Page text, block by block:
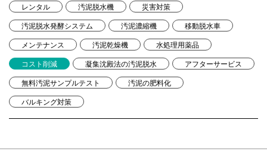
レンタル 汚泥脱水機 災害対策
汚泥脱水発酵システム 汚泥濃縮機 移動脱水車
メンテナンス 汚泥乾燥機 水処理用薬品
コスト削減 凝集沈殿法の汚泥脱水 アフターサービス
無料汚泥サンプルテスト 汚泥の肥料化
バルキング対策